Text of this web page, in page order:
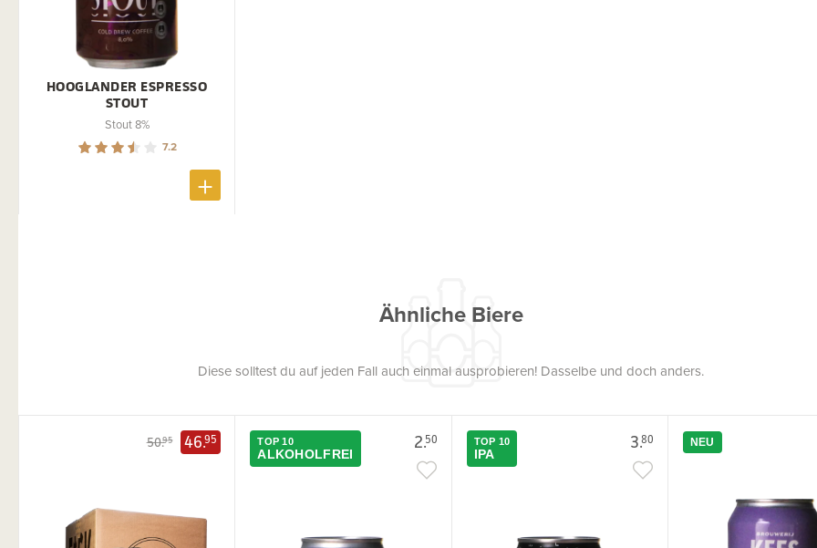
HOOGLANDER ESPRESSO
STOUT
Stout 8%
7.2
Ähnliche Biere
Diese solltest du auf jeden Fall auch einmal ausprobieren! Dasselbe und doch anders.
50.95 46.95 2.50
TOP 10
ALKOHOLFREI
3.80
TOP 10
IPA
NEU